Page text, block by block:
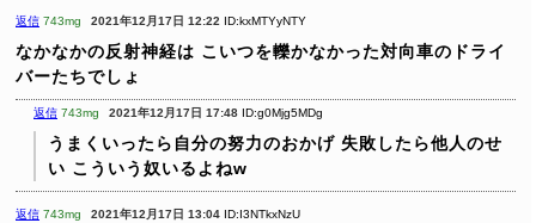
返信 743mg 2021年12月17日 12:22 ID:kxMTYyNTY
なかなかの反射神経は こいつを轢かなかった対向車のドライ
バーたちでしょ
返信 743mg 2021年12月17日 17:48 ID:g0Mjg5MDg
うまくいったら自分の努力のおかげ 失敗したら他人のせ
い こういう奴いるよねw
返信 743mg 2021年12月17日 13:04 ID:I3NTkxNzU